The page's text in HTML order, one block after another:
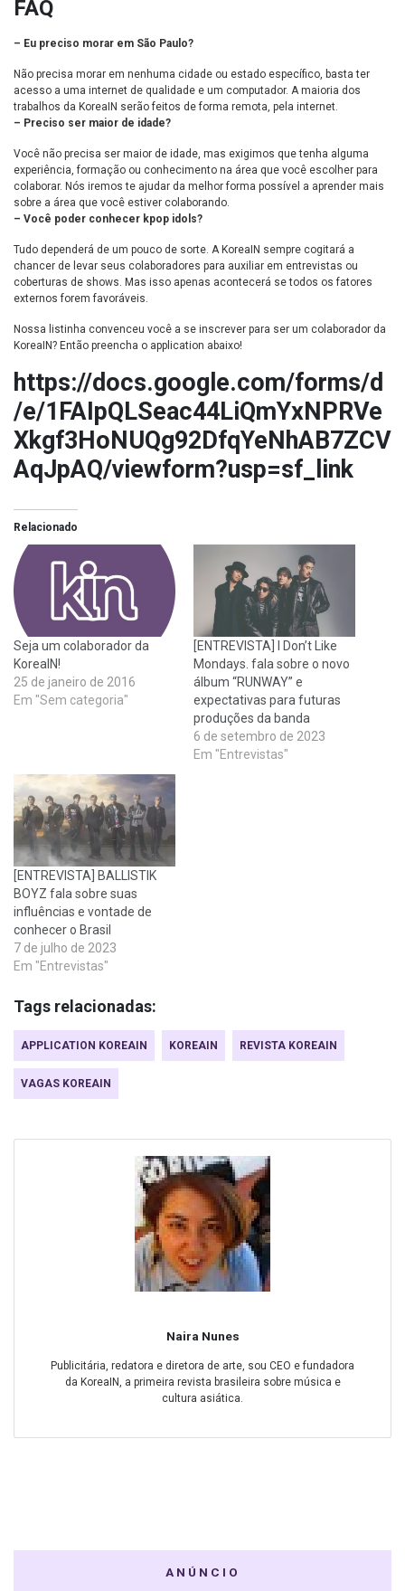
FAQ
– Eu preciso morar em São Paulo?
Não precisa morar em nenhuma cidade ou estado específico, basta ter
acesso a uma internet de qualidade e um computador. A maioria dos
trabalhos da KoreaIN serão feitos de forma remota, pela internet.
– Preciso ser maior de idade?
Você não precisa ser maior de idade, mas exigimos que tenha alguma
experiência, formação ou conhecimento na área que você escolher para
colaborar. Nós iremos te ajudar da melhor forma possível a aprender mais
sobre a área que você estiver colaborando.
– Você poder conhecer kpop idols?
Tudo dependerá de um pouco de sorte. A KoreaIN sempre cogitará a
chancer de levar seus colaboradores para auxiliar em entrevistas ou
coberturas de shows. Mas isso apenas acontecerá se todos os fatores
externos forem favoráveis.
Nossa listinha convenceu você a se inscrever para ser um colaborador da
KoreaIN? Então preencha o application abaixo!
https://docs.google.com/forms/d
/e/1FAIpQLSeac44LiQmYxNPRVe
Xkgf3HoNUQg92DfqYeNhAB7ZCV
AqJpAQ/viewform?usp=sf_link
Relacionado
Seja um colaborador da
KoreaIN!
25 de janeiro de 2016
Em "Sem categoria"
[ENTREVISTA] I Don’t Like
Mondays. fala sobre o novo
álbum “RUNWAY” e
expectativas para futuras
produções da banda
6 de setembro de 2023
Em "Entrevistas"
[ENTREVISTA] BALLISTIK
BOYZ fala sobre suas
influências e vontade de
conhecer o Brasil
7 de julho de 2023
Em "Entrevistas"
Tags relacionadas:
APPLICATION KOREAIN KOREAIN REVISTA KOREAIN
VAGAS KOREAIN
Naira Nunes
Publicitária, redatora e diretora de arte, sou CEO e fundadora
da KoreaIN, a primeira revista brasileira sobre música e
cultura asiática.
ANÚNCIO